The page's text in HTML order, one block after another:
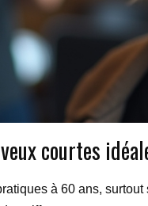
courtes
à 60 ans,